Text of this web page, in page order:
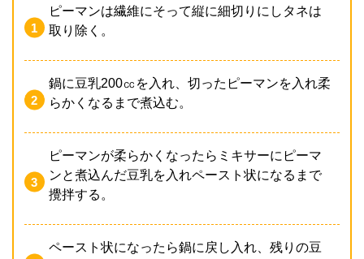
ピーマンは繊維にそって縦に細切りにしタネは
取り除く。
鍋に豆乳200㏄を入れ、切ったピーマンを入れ柔
らかくなるまで煮込む。
ピーマンが柔らかくなったらミキサーにピーマ
ンと煮込んだ豆乳を入れペースト状になるまで
攪拌する。
ペースト状になったら鍋に戻し入れ、残りの豆